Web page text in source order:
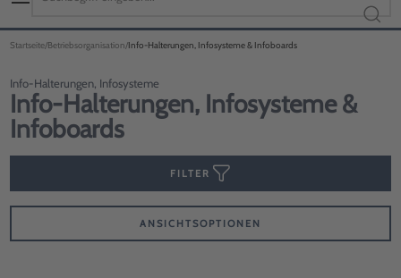
Startseite Betriebsorganisation Info-Halterungen, Infosysteme & Infoboards
Info-Halterungen, Infosysteme
Info-Halterungen, Infosysteme &
Infoboards
FILTER
ANSICHTSOPTIONEN